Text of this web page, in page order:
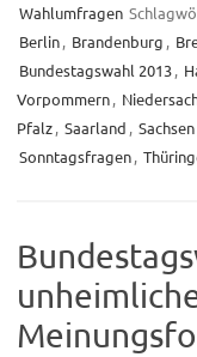
Wahlumfragen
Berlin, Brandenburg ,
Bundestagswahl 2013,
Vorpommern,
Pfalz, Saarland , Sachsen
Sonntagsfragen,